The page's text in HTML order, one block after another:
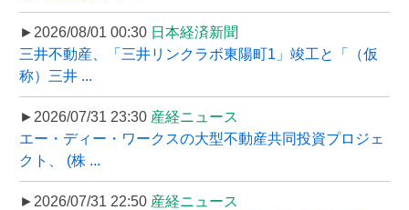
►2026/08/01 00:30 日本経済新聞
三井不動産、「三井リンクラボ東陽町1」竣工と「（仮
称）三井 ...
►2026/07/31 23:30 産経ニュース
エー・ディー・ワークスの大型不動産共同投資プロジェ
クト、 (株 ...
►2026/07/31 22:50 産経ニュース